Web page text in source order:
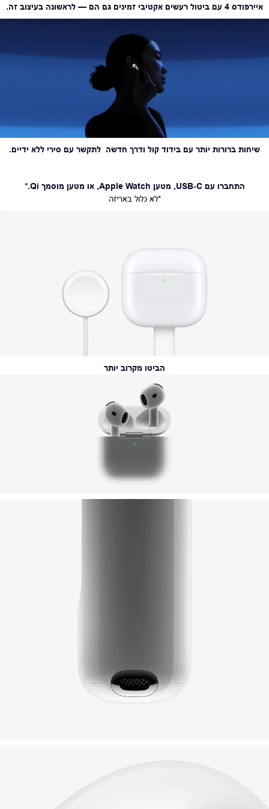
איירפודס 4 עם ביטול רעשים אקטיבי זמינים גם הם — לראשונה בעיצוב זה.
שיחות ברורות יותר עם בידוד קול ודרך חדשה לתקשר עם סירי ללא ידיים.
התחברו עם USB‑C, מטען Apple Watch, או מטען מוסמך Qi.*
*לא כלול באריזה
הביטו מקרוב יותר